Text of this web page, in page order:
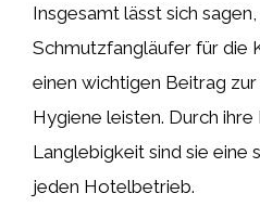
Insgesamt lässt sich sagen,
Schmutzfangläufer für die
einen wichtigen Beitrag
Hygiene leisten. Durch
Langlebigkeit sind sie eine
jeden Hotelbetrieb.